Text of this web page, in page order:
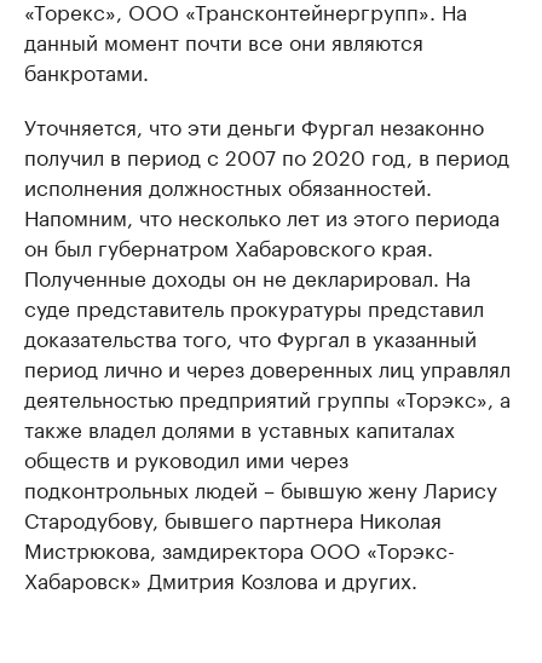
«Торекс», ООО «Трансконтейнергрупп». На
данный момент почти все они являются
банкротами.
Уточняется, что эти деньги Фургал незаконно
получил в период с 2007 по 2020 год, в период
исполнения должностных обязанностей.
Напомним, что несколько лет из этого периода
он был губернатром Хабаровского края.
Полученные доходы он не декларировал. На
суде представитель прокуратуры представил
доказательства того, что Фургал в указанный
период лично и через доверенных лиц управлял
деятельностью предприятий группы «Торэкс», а
также владел долями в уставных капиталах
обществ и руководил ими через
подконтрольных людей – бывшую жену Ларису
Стародубову, бывшего партнера Николая
Мистрюкова, замдиректора ООО «Торэкс-
Хабаровск» Дмитрия Козлова и других.